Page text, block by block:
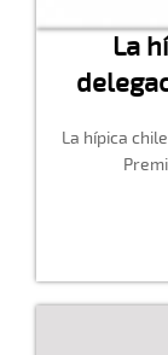
La
La hípica